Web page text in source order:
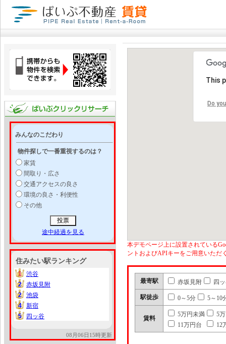
みんなのこだわり
物件探しで一番重視するのは？
家賃
間取り・広さ
交通アクセスの良さ
環境の良さ・利便性
その他
途中経過を見る
住みたい駅ランキング
1
1
渋谷
2
2
赤坂見附
2
2
池袋
4
4
新宿
5
5 四ッ谷
08月06日15時更新
This
Do
本デモページ上に設置されている
ントおよびAPIキーをご用意いただ
最寄駅 赤坂見附 四
駅徒歩 0～5分 5～10
賃料
5万円未満
5
11万円台
12